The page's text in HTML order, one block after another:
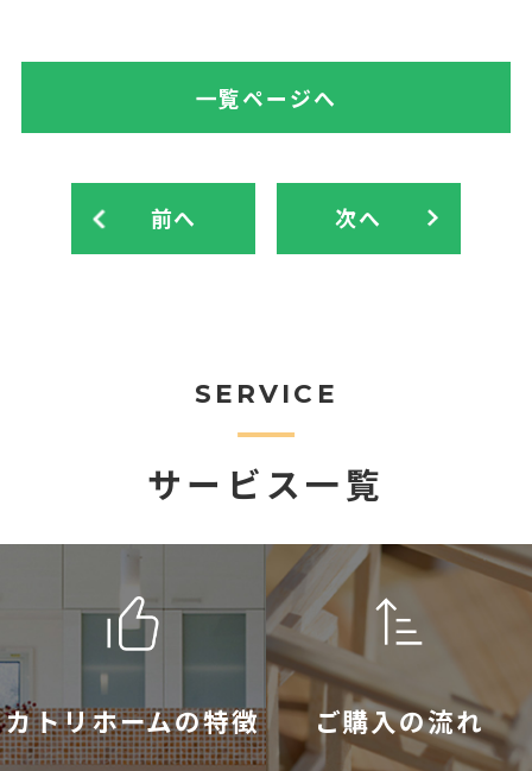
前へ
一覧ページへ
次へ
SERVICE
サービス一覧
カトリホームの特徴 ご購入の流れ